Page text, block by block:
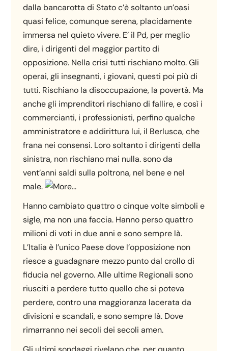
dalla bancarotta di Stato c’è soltanto un’oasi
quasi felice, comunque serena, placidamente
immersa nel quieto vivere. E’ il Pd, per meglio
dire, i dirigenti del maggior partito di
opposizione. Nella crisi tutti rischiano molto. Gli
operai, gli insegnanti, i giovani, questi poi più di
tutti. Rischiano la disoccupazione, la povertà. Ma
anche gli imprenditori rischiano di fallire, e così i
commercianti, i professionisti, perfino qualche
amministratore e addirittura lui, il Berlusca, che
frana nei consensi. Loro soltanto i dirigenti della
sinistra, non rischiano mai nulla. sono da
vent’anni saldi sulla poltrona, nel bene e nel
male.
Hanno cambiato quattro o cinque volte simboli e
sigle, ma non una faccia. Hanno perso quattro
milioni di voti in due anni e sono sempre là.
L’Italia è l’unico Paese dove l’opposizione non
riesce a guadagnare mezzo punto dal crollo di
fiducia nel governo. Alle ultime Regionali sono
riusciti a perdere tutto quello che si poteva
perdere, contro una maggioranza lacerata da
divisioni e scandali, e sono sempre là. Dove
rimarranno nei secoli dei secoli amen.